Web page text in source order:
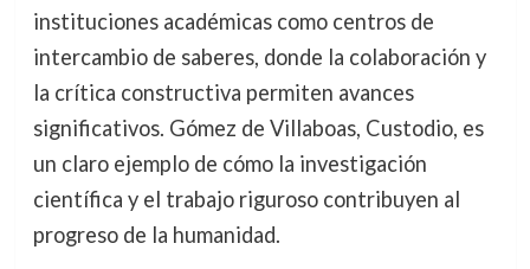
instituciones académicas como centros de
intercambio de saberes, donde la colaboración y
la crítica constructiva permiten avances
significativos. Gómez de Villaboas, Custodio, es
un claro ejemplo de cómo la investigación
científica y el trabajo riguroso contribuyen al
progreso de la humanidad.